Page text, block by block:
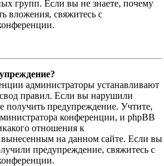
групп. Если вы не знаете, почему
вложения, свяжитесь с
администраторы устанавливают
правил. Если вы нарушили
получить предупреждение. Учтите,
конференции, и phpBB
отношения к
на данном сайте. Если вы
предупреждение, свяжитесь с